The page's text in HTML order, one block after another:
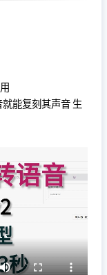
能复刻其声音 生